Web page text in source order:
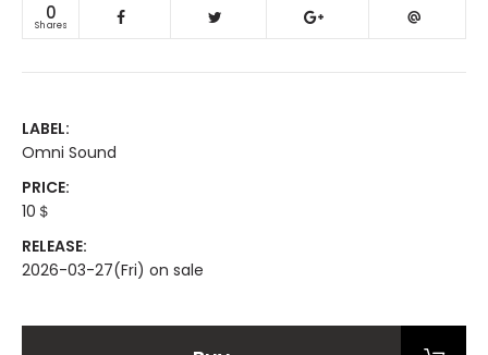
0
Shares
LABEL:
Omni Sound
PRICE:
10＄
RELEASE:
2026-03-27(Fri) on sale